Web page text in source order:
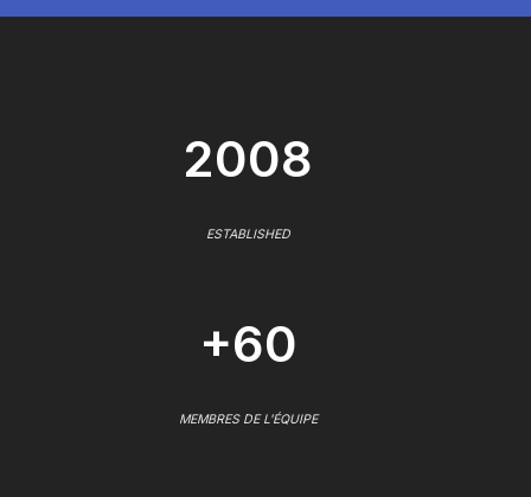
2008
ESTABLISHED
+60
MEMBRES DE L'ÉQUIPE